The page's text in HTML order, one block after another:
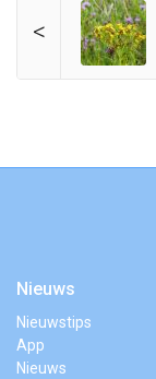
<
Nieuws
Nieuwstips
App
Nieuws